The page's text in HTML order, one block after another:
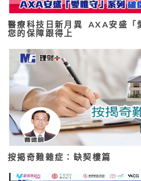
醫療科技日新月異 AXA安盛「
您的保障跟得上
按揭奇難雜症：缺契樓篇